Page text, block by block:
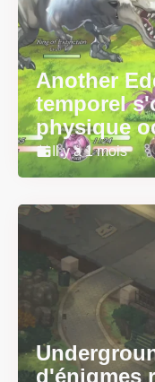
Another
temporel
physique
Il y a 1 mois
d'énigmes